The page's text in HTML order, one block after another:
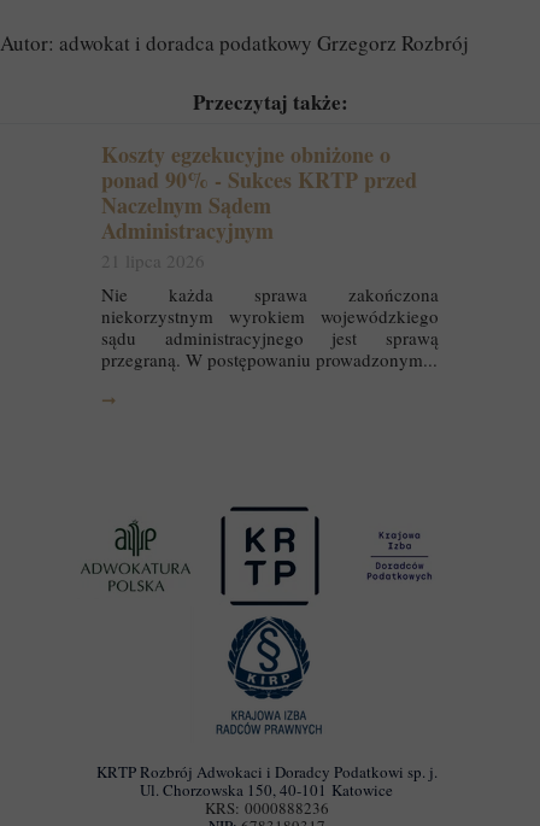
Autor: adwokat i doradca podatkowy Grzegorz Rozbrój
Przeczytaj także:
Koszty egzekucyjne obniżone o
ponad 90% - Sukces KRTP przed
Naczelnym Sądem
Administracyjnym
21 lipca 2026
Nie każda sprawa zakończona
niekorzystnym wyrokiem wojewódzkiego
sądu administracyjnego jest sprawą
przegraną. W postępowaniu prowadzonym...
➞
KRTP Rozbrój Adwokaci i Doradcy Podatkowi sp. j.
Ul. Chorzowska 150, 40-101 Katowice
KRS: 0000888236